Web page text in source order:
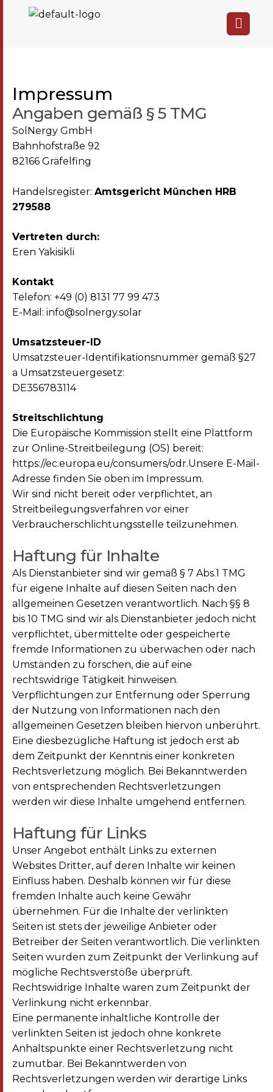
Impressum
Angaben gemäß § 5 TMG
SolNergy GmbH
Bahnhofstraße 92
82166 Gräfelfing
Handelsregister: Amtsgericht München HRB
279588
Vertreten durch:
Eren Yakisikli
Kontakt
Telefon: +49 (0) 8131 77 99 473
E-Mail: info@solnergy.solar
Umsatzsteuer-ID
Umsatzsteuer-Identifikationsnummer gemäß §27
a Umsatzsteuergesetz:
DE356783114
Streitschlichtung
Die Europäische Kommission stellt eine Plattform
zur Online-Streitbeilegung (OS) bereit:
https://ec.europa.eu/consumers/odr.Unsere E-Mail-
Adresse finden Sie oben im Impressum.
Wir sind nicht bereit oder verpflichtet, an
Streitbeilegungsverfahren vor einer
Verbraucherschlichtungsstelle teilzunehmen.
Haftung für Inhalte
Als Dienstanbieter sind wir gemäß § 7 Abs.1 TMG
für eigene Inhalte auf diesen Seiten nach den
allgemeinen Gesetzen verantwortlich. Nach §§ 8
bis 10 TMG sind wir als Dienstanbieter jedoch nicht
verpflichtet, übermittelte oder gespeicherte
fremde Informationen zu überwachen oder nach
Umständen zu forschen, die auf eine
rechtswidrige Tätigkeit hinweisen.
Verpflichtungen zur Entfernung oder Sperrung
der Nutzung von Informationen nach den
allgemeinen Gesetzen bleiben hiervon unberührt.
Eine diesbezügliche Haftung ist jedoch erst ab
dem Zeitpunkt der Kenntnis einer konkreten
Rechtsverletzung möglich. Bei Bekanntwerden
von entsprechenden Rechtsverletzungen
werden wir diese Inhalte umgehend entfernen.
Haftung für Links
Unser Angebot enthält Links zu externen
Websites Dritter, auf deren Inhalte wir keinen
Einfluss haben. Deshalb können wir für diese
fremden Inhalte auch keine Gewähr
übernehmen. Für die Inhalte der verlinkten
Seiten ist stets der jeweilige Anbieter oder
Betreiber der Seiten verantwortlich. Die verlinkten
Seiten wurden zum Zeitpunkt der Verlinkung auf
mögliche Rechtsverstöße überprüft.
Rechtswidrige Inhalte waren zum Zeitpunkt der
Verlinkung nicht erkennbar.
Eine permanente inhaltliche Kontrolle der
verlinkten Seiten ist jedoch ohne konkrete
Anhaltspunkte einer Rechtsverletzung nicht
zumutbar. Bei Bekanntwerden von
Rechtsverletzungen werden wir derartige Links